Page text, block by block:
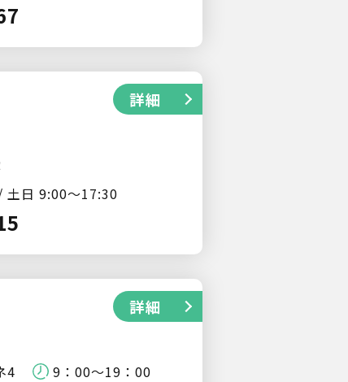
土日 9:00〜17:30
詳細
4 9：00～19：00
詳細